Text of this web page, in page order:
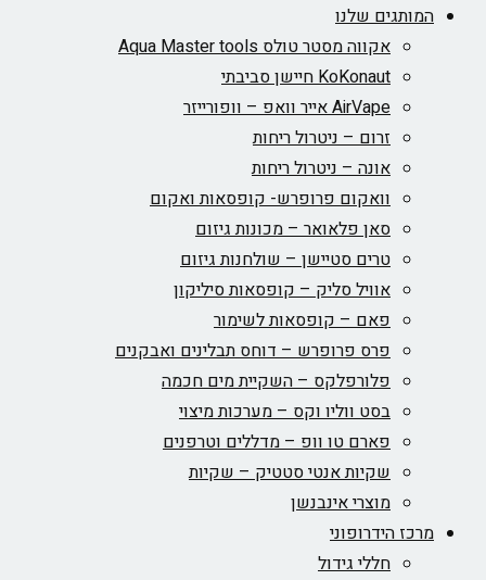
המותגים שלנו
אקווה מסטר טולס Aqua Master tools
KoKonaut חיישן סביבתי
AirVape אייר וואפ – וופורייזר
זרום – ניטרול ריחות
אונה – ניטרול ריחות
וואקום פרופרש- קופסאות ואקום
סאן פלאואר – מכונות גיזום
טרים סטיישן – שולחנות גיזום
אוויל סליק – קופסאות סיליקון
פאם – קופסאות לשימור
פרס פרופרש – דוחס תבלינים ואבקנים
פלורפלקס – השקיית מים חכמה
בסט ווליו וקס – מערכות מיצוי
פארם טו וופ – מדללים וטרפנים
שקיות אנטי סטטיק – שקיות
מוצרי אינבנשן
מרכז הידרופוני
חללי גידול